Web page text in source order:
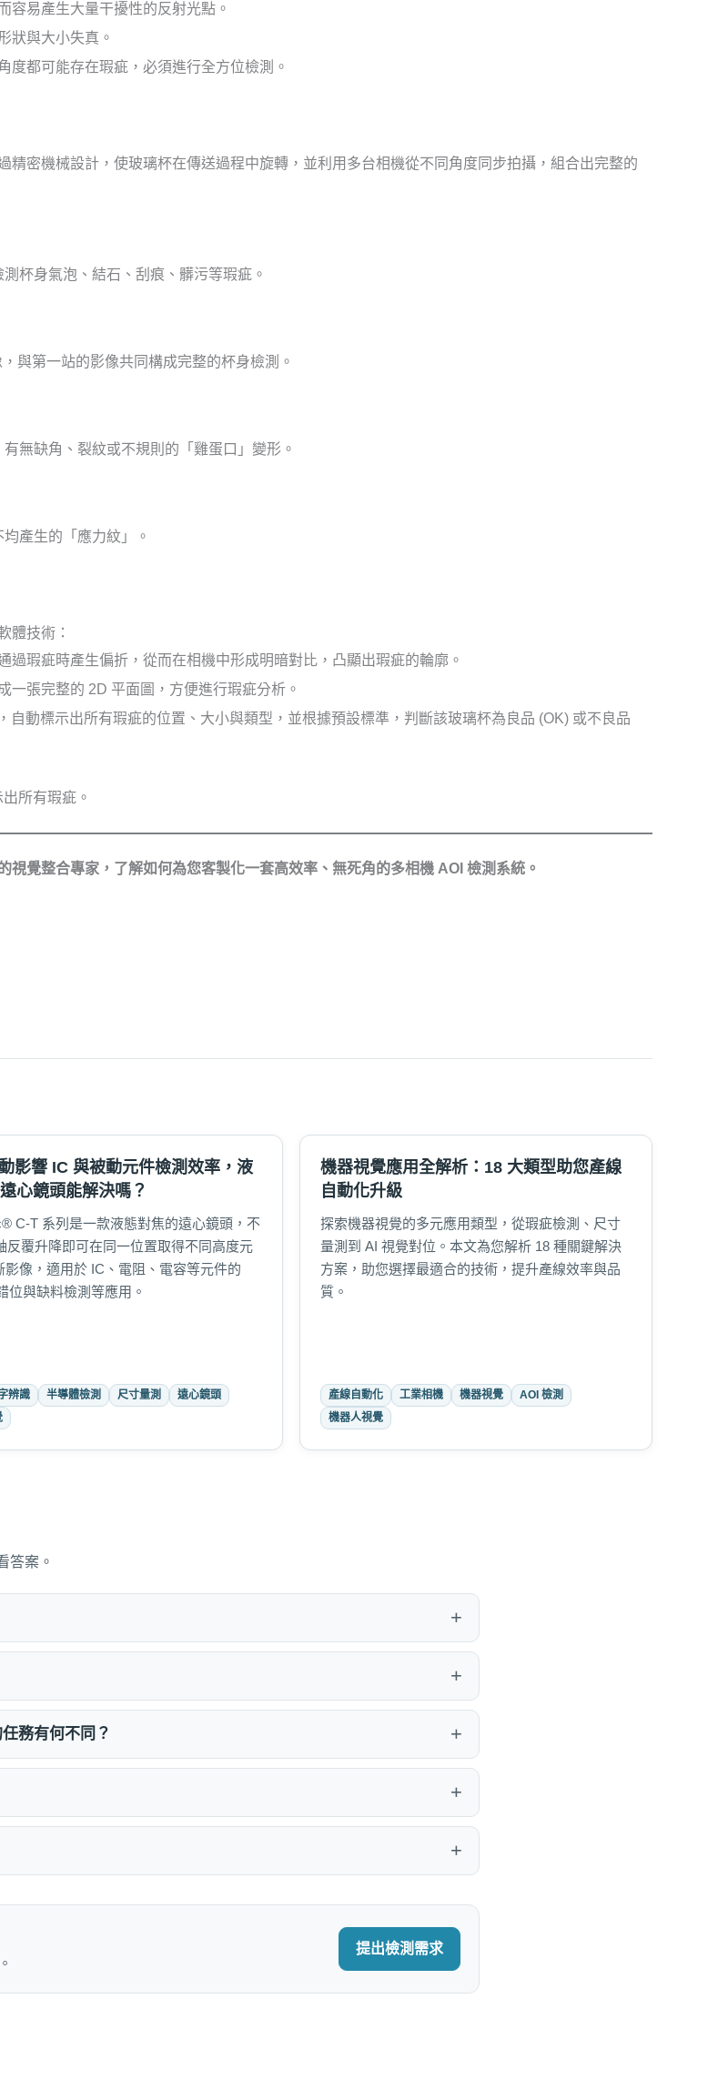
容易產生大量干擾性的反射光點。
狀與大小失真。
度都可能存在瑕疵，必須進行全方位檢測。
密機械設計，使玻璃杯在傳送過程中旋轉，並利用多台相機從不同角度同步拍攝，組合出完整的
杯身氣泡、結石、刮痕、髒污等瑕疵。
與第一站的影像共同構成完整的杯身檢測。
無缺角、裂紋或不規則的「雞蛋口」變形。
產生的「應力紋」。
體技術：
瑕疵時產生偏折，從而在相機中形成明暗對比，凸顯出瑕疵的輪廓。
張完整的 2D 平面圖，方便進行瑕疵分析。
動標示出所有瑕疵的位置、大小與類型，並根據預設標準，判斷該玻璃杯為良品 (OK) 或不良品
覺整合專家，了解如何為您客製化一套高效率、無死角的多相機 AOI 檢測系統。
影響 IC 與被動元件檢測效率，液
心鏡頭能解決嗎？
C-T 系列是一款液態對焦的遠心鏡頭，不
反覆升降即可在同一位置取得不同高度元
影像，適用於 IC、電阻、電容等元件的
位與缺料檢測等應用。
辨識 半導體檢測 尺寸量測
遠心鏡頭
機器視覺應用全解析：18 大類型助您產線
自動化升級
探索機器視覺的多元應用類型，從瑕疵檢測、尺寸
量測到 AI 視覺對位。本文為您解析 18 種關鍵解決
方案，助您選擇最適合的技術，提升產線效率與品
質。
產線自動化 工業相機 機器視覺
AOI 檢測
機器人視覺
答案。
務有何不同？
提出檢測需求